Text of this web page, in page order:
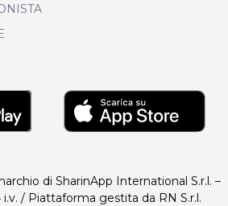
di SharinApp International S.r.l. –
i.v. / Piattaforma gestita da RN S.r.l.